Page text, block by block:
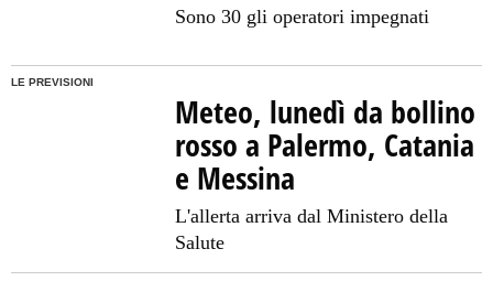
Sono 30 gli operatori impegnati
LE PREVISIONI
Meteo, lunedì da bollino
rosso a Palermo, Catania
e Messina
L'allerta arriva dal Ministero della
Salute